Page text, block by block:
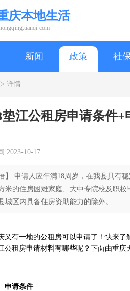
庆本地生活
新闻 政策 社
详情
垫江公租房申请条件
:2023-10-17
】:申请人应年满18周岁，在我县具有
米的住房困难家庭、大中专院校及职
城区内具备住房资助能力的除外。
又有一地的公租房可以申请了！快来
公租房申请材料有哪些呢？下面由重庆
申请条件